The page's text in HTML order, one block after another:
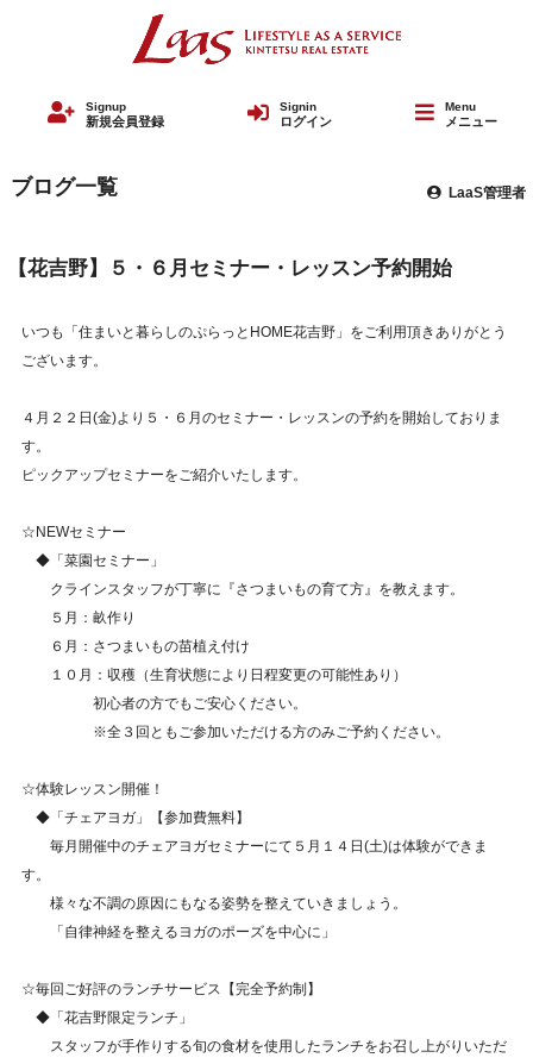
Signup
新規会員登録
Signin
ログイン
Menu
メニュー
ブログ一覧 LaaS管理者
【花吉野】５・６月セミナー・レッスン予約開始
いつも「住まいと暮らしのぷらっとHOME花吉野」をご利用頂きありがとう
ございます。
４月２２日(金)より５・６月のセミナー・レッスンの予約を開始しておりま
す。
ピックアップセミナーをご紹介いたします。
☆NEWセミナー
◆「菜園セミナー」
クラインスタッフが丁寧に『さつまいもの育て方』を教えます。
５月：畝作り
６月：さつまいもの苗植え付け
１０月：収穫（生育状態により日程変更の可能性あり）
初心者の方でもご安心ください。
※全３回ともご参加いただける方のみご予約ください。
☆体験レッスン開催！
◆「チェアヨガ」【参加費無料】
毎月開催中のチェアヨガセミナーにて５月１４日(土)は体験ができま
す。
様々な不調の原因にもなる姿勢を整えていきましょう。
「自律神経を整えるヨガのポーズを中心に」
☆毎回ご好評のランチサービス【完全予約制】
◆「花吉野限定ランチ」
スタッフが手作りする旬の食材を使用したランチをお召し上がりいただ